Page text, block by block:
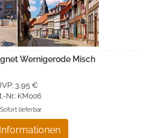
Wernigerode Misch
3,95 €
Nr.: KM006
lieferbar